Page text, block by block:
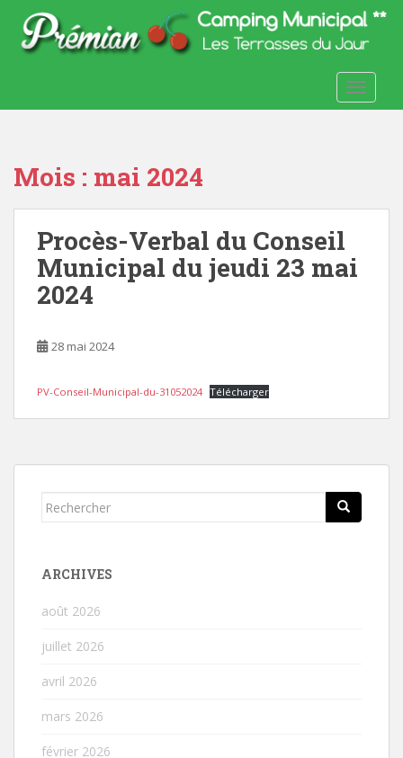
o
Mois : mai 2024
Procès-Verbal du Conseil
Municipal du jeudi 23 mai
2024
28 mai 2024
PV-Conseil-Municipal-du-31052024 Télécharger
Rechercher...
ARCHIVES
août 2026
juillet 2026
avril 2026
mars 2026
février 2026